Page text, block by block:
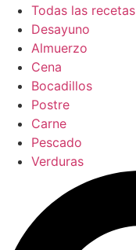
Todas las recetas
Desayuno
Almuerzo
Cena
Bocadillos
Postre
Carne
Pescado
Verduras